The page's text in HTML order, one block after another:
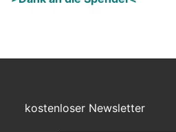
kostenloser Newsletter